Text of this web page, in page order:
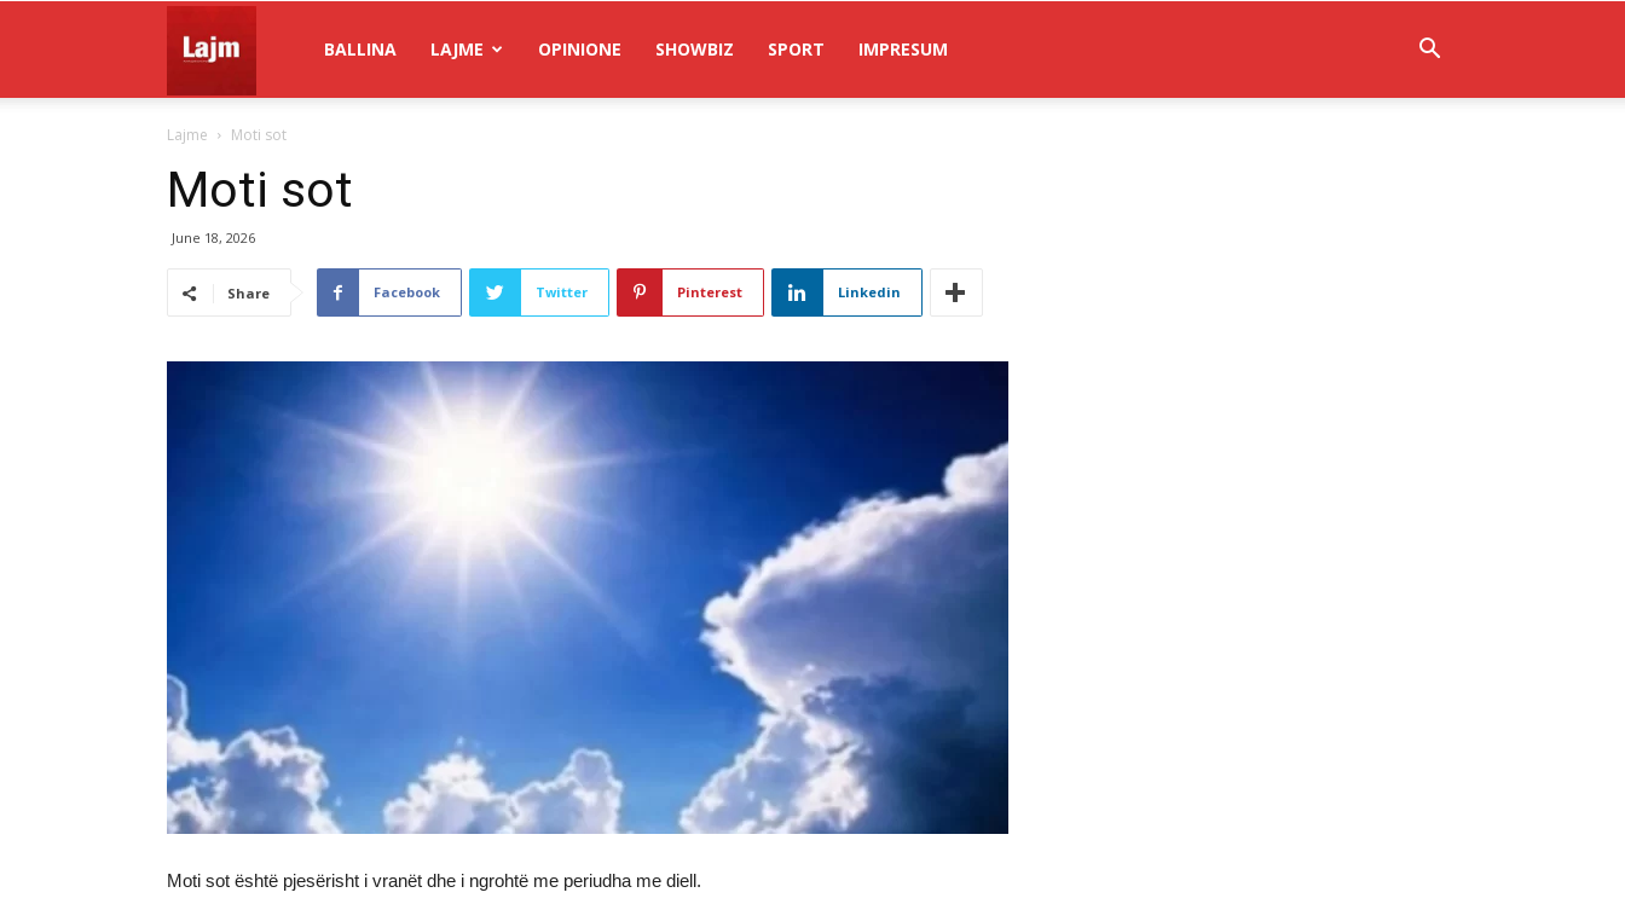
Lajm
BALLINA LAJME OPINIONE SHOWBIZ SPORT IMPRESUM
Lajme Moti sot
Moti sot
June 18, 2026
Share Facebook Twitter Pinterest Linkedin
Moti sot është pjesërisht i vranët dhe i ngrohtë me periudha me diell.